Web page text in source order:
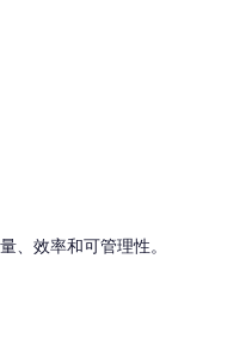
效率和可管理性。